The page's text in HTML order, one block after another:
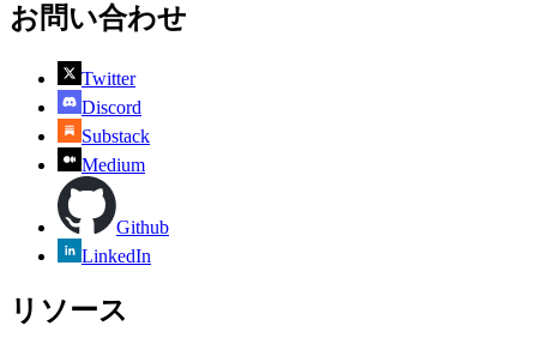
お問い合わせ
Twitter
Discord
Substack
Medium
Github
LinkedIn
リソース